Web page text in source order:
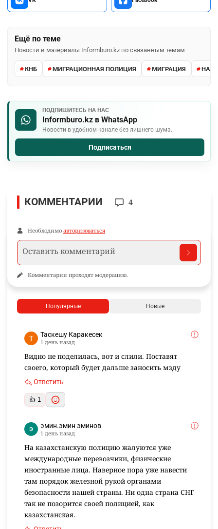
Ещё по теме
Новости и материалы Informburo.kz по связанным темам
КНБ МИГРАЦИОННАЯ ПОЛИЦИЯ МИГРАЦИЯ
ПОДПИШИТЕСЬ НА НАС
Informburo.kz в WhatsApp
Новости в удобном канале без лишнего шума.
Подписаться
КОММЕНТАРИИ 4
Необходимо авторизоваться
Комментарии проходят модерацию.
Популярные Новые
Таскешу Каракесек
1 день назад
Видно не поделилась, вот и слили. Поставят
своего, который будет дальше заносить мзду
Ответить
👍 1
эмин.эмин эминов
1 день назад
На казахстанскую полицию жалуются уже
международные перевозчики, физические
иностранные лица. Наверное пора уже навести
там порядок железной рукой органами
безопасности нашей страны. Ни одна страна СНГ
так не позорится своей полицией, как
казахстанская.